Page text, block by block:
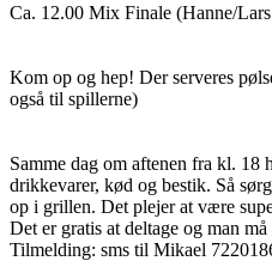
Ca. 12.00 Mix Finale (Hanne/
Kom op og hep! Der serveres
også til spillerne)
Samme dag om aftenen fra kl.
drikkevarer, kød og bestik. Så
op i grillen. Det plejer at være
Det er gratis at deltage og man
Tilmelding: sms til Mikael